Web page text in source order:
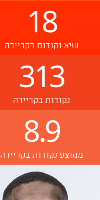
18
שיא נקודות בקריירה
313
נקודות בקריירה
8.9
ממוצע נקודות בקריירה